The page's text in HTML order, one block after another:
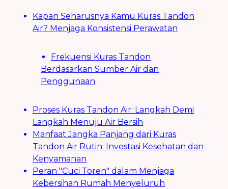
Kapan Seharusnya Kamu Kuras Tandon
Air? Menjaga Konsistensi Perawatan
Frekuensi Kuras Tandon
Berdasarkan Sumber Air dan
Penggunaan
Proses Kuras Tandon Air: Langkah Demi
Langkah Menuju Air Bersih
Manfaat Jangka Panjang dari Kuras
Tandon Air Rutin: Investasi Kesehatan dan
Kenyamanan
Peran "Cuci Toren" dalam Menjaga
Kebersihan Rumah Menyeluruh